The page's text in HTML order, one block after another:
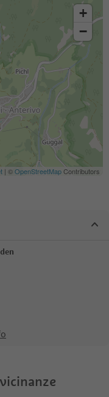
+
−
| ©OpenStreetMapContributors